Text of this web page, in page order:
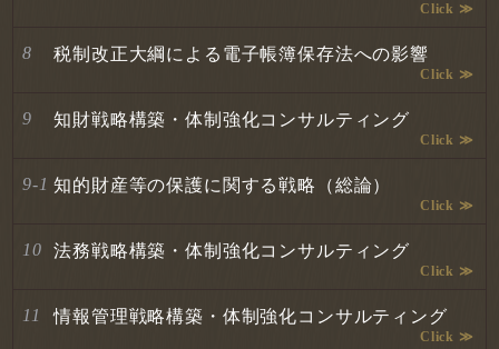
税制改正大綱による電子帳簿保存法への影響
知財戦略構築・体制強化コンサルティング
知的財産等の保護に関する戦略（総論）
法務戦略構築・体制強化コンサルティング
情報管理戦略構築・体制強化コンサルティング